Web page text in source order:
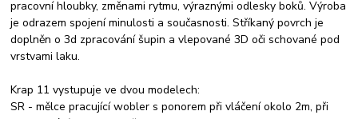
pracovní hloubky, změnami rytmu, výraznými odlesky boků. Výroba
je odrazem spojení minulosti a současnosti. Stříkaný povrch je
doplněn o 3d zpracování šupin a vlepované 3D oči schované pod
vrstvami laku.
Krap 11 vystupuje ve dvou modelech:
SR - mělce pracující wobler s ponorem při vláčení okolo 2m, při